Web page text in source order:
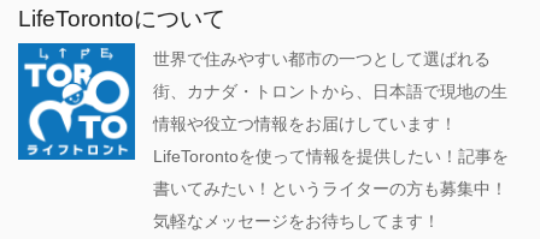
LifeTorontoについて
世界で住みやすい都市の一つとして選ばれる
街、カナダ・トロントから、日本語で現地の生
情報や役立つ情報をお届けしています！
LifeTorontoを使って情報を提供したい！記事を
書いてみたい！というライターの方も募集中！
気軽なメッセージをお待ちしてます！